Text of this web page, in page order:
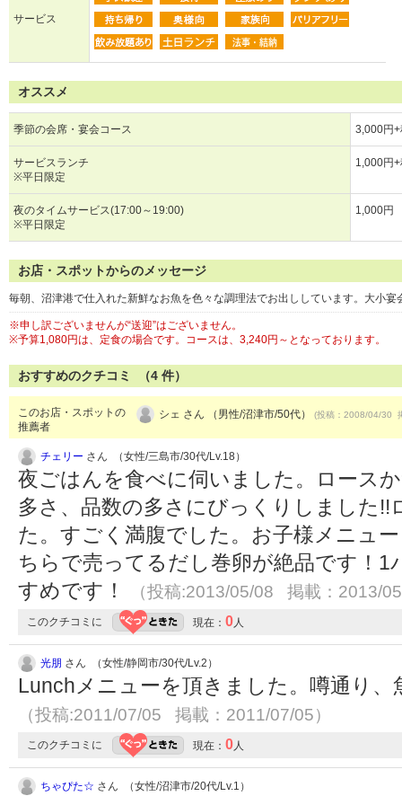
サービス
オススメ
季節の会席・宴会コース 3,000円
サービスランチ
※平日限定
1,000円
夜のタイムサービス(17:00～19:00)
※平日限定
1,000円
お店・スポットからのメッセージ
毎朝、沼津港で仕入れた新鮮なお魚を色々な調理法でお出ししています。大小
※申し訳ございませんが“送迎”はございません。
※予算1,080円は、定食の場合です。コースは、3,240円～となっております。
おすすめのクチコミ （4 件）
このお店・スポットの
推薦者
シェ さん （男性/沼津市/50代） (投稿：2008/04/30
チェリー さん （女性/三島市/30代/Lv.18）
夜ごはんを食べに伺いました。ロース
多さ、品数の多さにびっくりしました
た。すごく満腹でした。お子様メニュ
ちらで売ってるだし巻卵が絶品です！
すめです！
（投稿:2013/05/08 掲載：2013/
このクチコミに 現在： 0人
光朋 さん （女性/静岡市/30代/Lv.2）
Lunchメニューを頂きました。噂通り
（投稿:2011/07/05 掲載：2011/07/05）
このクチコミに 現在： 0人
ちゃぴた☆ さん （女性/沼津市/20代/Lv.1）